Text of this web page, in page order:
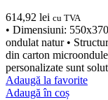
614,92 lei cu TVA
• Dimensiuni:
ondulat natur •
din carton
personalizate sunt
Adaugă la favorite
Adaugă în coș